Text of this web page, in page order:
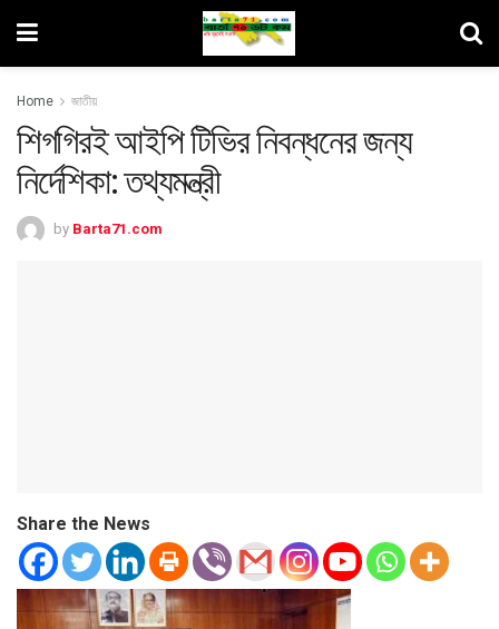
Home জাতীয়
শিগগিরই আইপি টিভির নিবন্ধনের জন্য
নির্দেশিকা: তথ্যমন্ত্রী
by Barta71.com
Share the News